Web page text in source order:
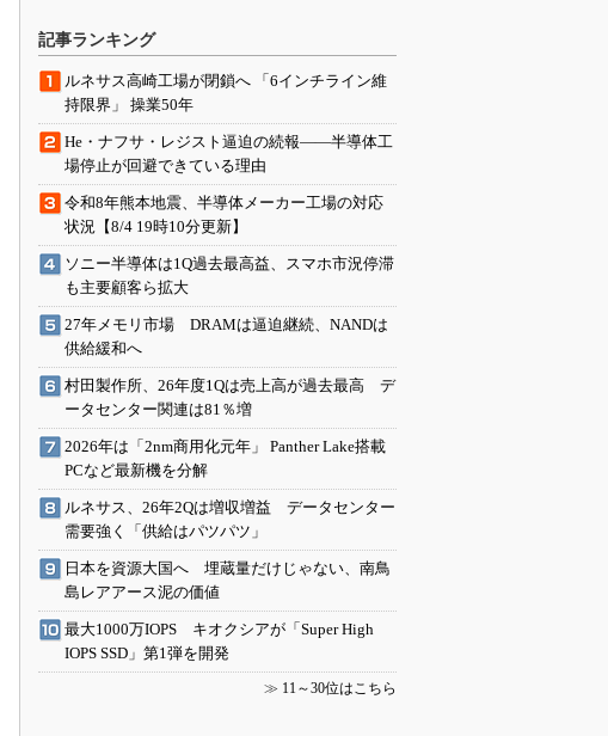
記事ランキング
ルネサス高崎工場が閉鎖へ 「6インチライン維
持限界」 操業50年
He・ナフサ・レジスト逼迫の続報――半導体工
場停止が回避できている理由
令和8年熊本地震、半導体メーカー工場の対応
状況【8/4 19時10分更新】
ソニー半導体は1Q過去最高益、スマホ市況停滞
も主要顧客ら拡大
27年メモリ市場 DRAMは逼迫継続、NANDは
供給緩和へ
村田製作所、26年度1Qは売上高が過去最高 デ
ータセンター関連は81％増
2026年は「2nm商用化元年」 Panther Lake搭載
PCなど最新機を分解
ルネサス、26年2Qは増収増益 データセンター
需要強く「供給はパツパツ」
日本を資源大国へ 埋蔵量だけじゃない、南鳥
島レアアース泥の価値
最大1000万IOPS キオクシアが「Super High
IOPS SSD」第1弾を開発
≫ 11～30位はこちら